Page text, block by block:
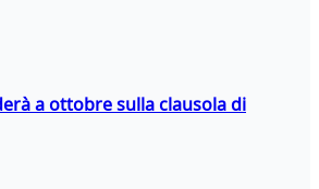
a ottobre sulla clausola di